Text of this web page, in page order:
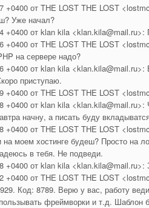
+0400 от THE LOST THE LOST
Уже начал?
+0400 от klan kila <klan.kila@mail.ru>:
+0400 от THE LOST THE LOST
на сервере надо?
+0400 от klan kila
приступаю.
+0400 от THE LOST THE LOST
+0400 от klan kila <klan.kila@mail.ru>:
начну, а писать буду
+0400 от THE LOST THE LOST
моем хостинге будеш? Просто на
в тебя. Не подведи.
+0400 от klan kila <klan.kila@mail.ru>:
+0400 от THE LOST THE LOST
Код: 8789. Верю у вас, работу
фреймворки и т.д. Шаблон